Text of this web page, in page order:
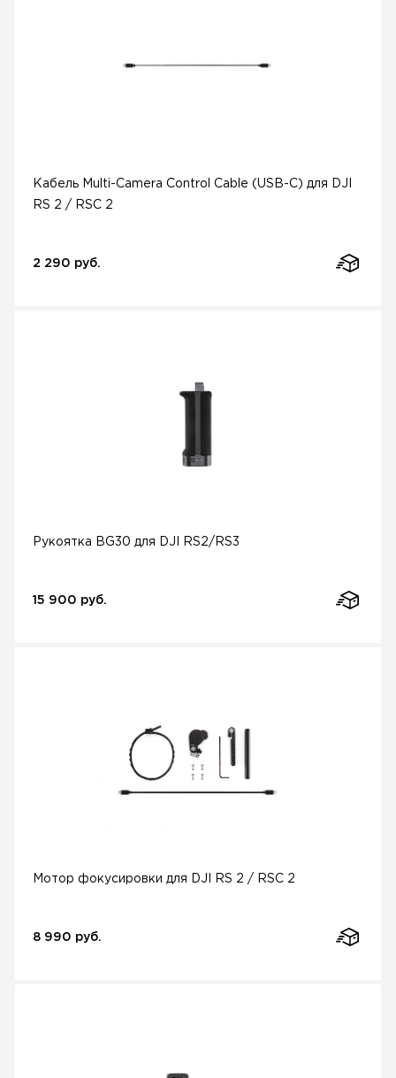
Кабель Multi-Camera Control Cable (USB-C) для DJI
RS 2 / RSC 2
2 290 руб.
Рукоятка BG30 для DJI RS2/RS3
15 900 руб.
Мотор фокусировки для DJI RS 2 / RSC 2
8 990 руб.